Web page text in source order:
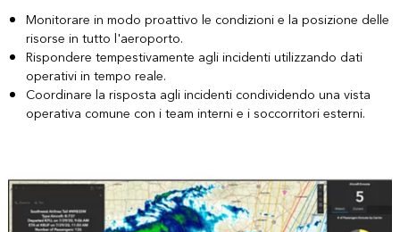
Monitorare in modo proattivo le condizioni e la posizione delle
risorse in tutto l'aeroporto.
Rispondere tempestivamente agli incidenti utilizzando dati
operativi in tempo reale.
Coordinare la risposta agli incidenti condividendo una vista
operativa comune con i team interni e i soccorritori esterni.